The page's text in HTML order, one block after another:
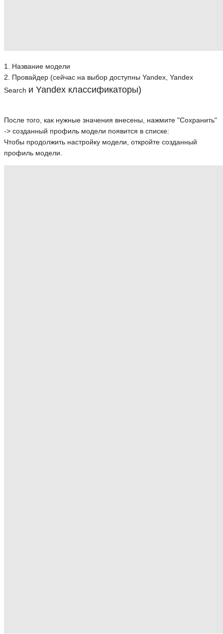
1. Название модели
2. Провайдер (сейчас на выбор доступны Yandex, Yandex
Search и Yandex классификаторы)
После того, как нужные значения внесены, нажмите "Сохранить"
-> созданный профиль модели появится в списке:
Чтобы продолжить настройку модели, откройте созданный
профиль модели.